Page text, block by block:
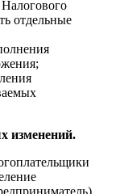
отдельные
изменений.